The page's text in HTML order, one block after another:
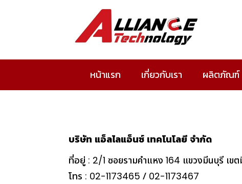
หน้าแรก เกี่ยวกับเรา ผลิตภัณฑ์
บริษัท แอ็ลไลแอ็นซ์ เทคโนโลยี จำกัด
ที่อยู่ : 2/1ซอยรามคำแหง 164 แขวงมีนบุรี เข
โทร : 02-1173465 / 02-1173467